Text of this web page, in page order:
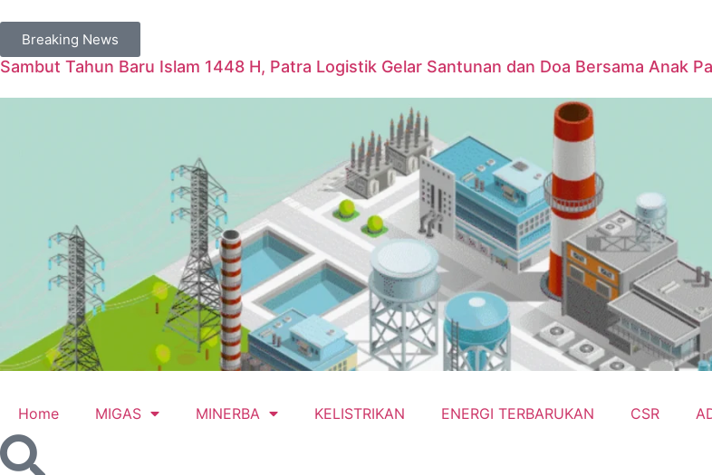
Breaking News
Sambut Tahun Baru Islam 1448 H, Patra Logistik Gelar Santunan dan Doa Bersama Anak
Home MIGAS MINERBA KELISTRIKAN ENERGI TERBARUKAN CSR